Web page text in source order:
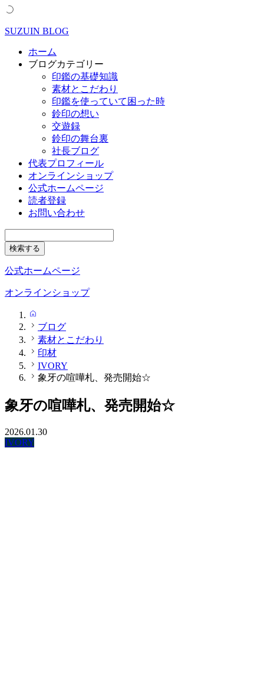
SUZUIN BLOG
ホーム
ブログカテゴリー
印鑑の基礎知識
素材とこだわり
印鑑を使っていて困った時
鈴印の想い
交遊録
鈴印の舞台裏
社長ブログ
代表プロフィール
オンラインショップ
公式ホームページ
読者登録
お問い合わせ
公式ホームページ
オンラインショップ
ブログ
素材とこだわり
印材
IVORY
象牙の喧嘩札、発売開始☆
象牙の喧嘩札、発売開始☆
2026.01.30
IVORY